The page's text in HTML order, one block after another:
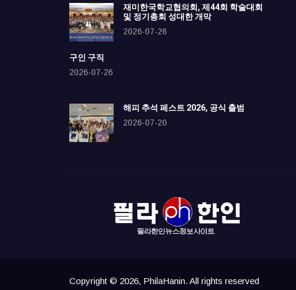
재미한국학교협의회, 제44회 학술대회
및 정기총회 성대한 개막
2026-07-26
구인 구직
2026-07-26
해피 추석 페스트 2026, 공식 출범
2026-07-20
Copyright © 2026, PhilaHanin. All rights reserved